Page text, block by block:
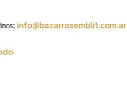
info@bazarrosemblit.com.ar